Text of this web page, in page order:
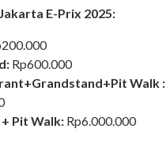
E-Prix 2025:
Rp600.000
Walk :
Pit Walk: Rp6.000.000